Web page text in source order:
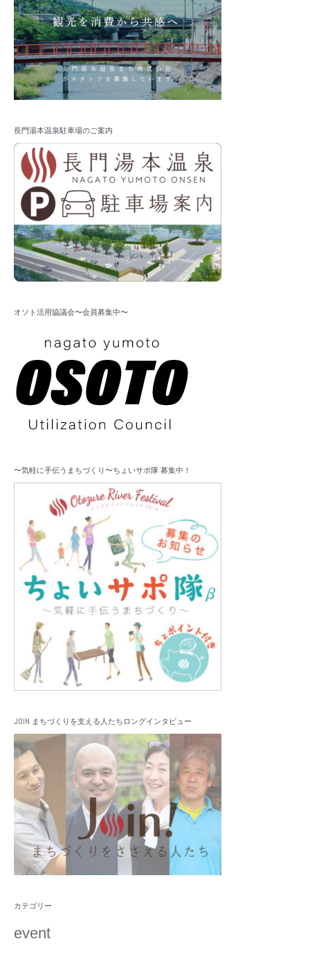
長門湯本温泉駐車場のご案内
オソト活用協議会〜会員募集中〜
〜気軽に手伝うまちづくり〜ちょいサポ隊 募集中！
JOIN まちづくりを支える人たちロングインタビュー
カテゴリー
event